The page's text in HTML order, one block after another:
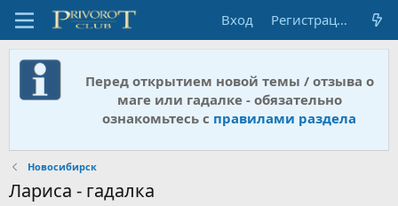
Вход Регистрация
Перед открытием новой темы / отзыва о
маге или гадалке - обязательно
ознакомьтесь с правилами раздела
Новосибирск
Лариса - гадалка